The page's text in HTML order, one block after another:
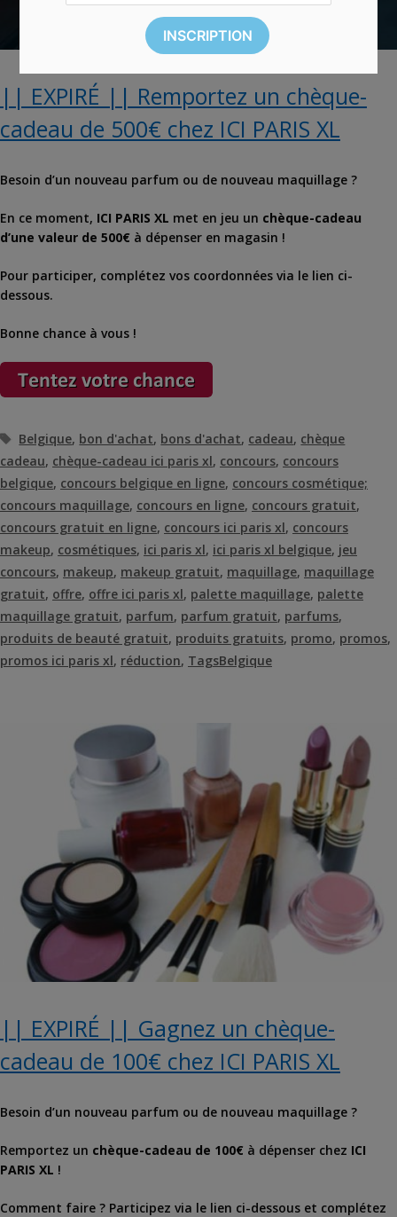
|| EXPIRÉ || Remportez un chèque-
cadeau de 500€ chez ICI PARIS XL
Besoin d’un nouveau parfum ou de nouveau maquillage ?
En ce moment, ICI PARIS XL met en jeu un chèque-cadeau
d’une valeur de 500€ à dépenser en magasin !
Pour participer, complétez vos coordonnées via le lien ci-
dessous.
Bonne chance à vous !
Étiquettes
Belgique, bon d'achat, bons d'achat, cadeau, chèque
cadeau, chèque-cadeau ici paris xl, concours, concours
belgique, concours belgique en ligne, concours cosmétique;
concours maquillage, concours en ligne, concours gratuit,
concours gratuit en ligne, concours ici paris xl, concours
makeup, cosmétiques, ici paris xl, ici paris xl belgique, jeu
concours, makeup, makeup gratuit, maquillage, maquillage
gratuit, offre, offre ici paris xl, palette maquillage, palette
maquillage gratuit, parfum, parfum gratuit, parfums,
produits de beauté gratuit, produits gratuits, promo, promos,
promos ici paris xl, réduction, TagsBelgique
|| EXPIRÉ || Gagnez un chèque-
cadeau de 100€ chez ICI PARIS XL
Besoin d’un nouveau parfum ou de nouveau maquillage ?
Remportez un chèque-cadeau de 100€ à dépenser chez ICI
PARIS XL !
Comment faire ? Participez via le lien ci-dessous et complétez